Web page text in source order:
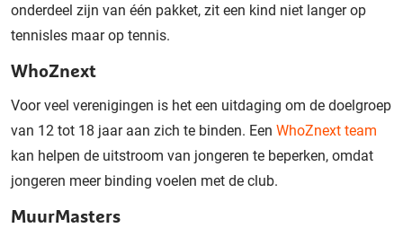
onderdeel zijn van één pakket, zit een kind niet langer op
tennisles maar op tennis.
WhoZnext
Voor veel verenigingen is het een uitdaging om de doelgroep
van 12 tot 18 jaar aan zich te binden. Een WhoZnext team
kan helpen de uitstroom van jongeren te beperken, omdat
jongeren meer binding voelen met de club.
MuurMasters